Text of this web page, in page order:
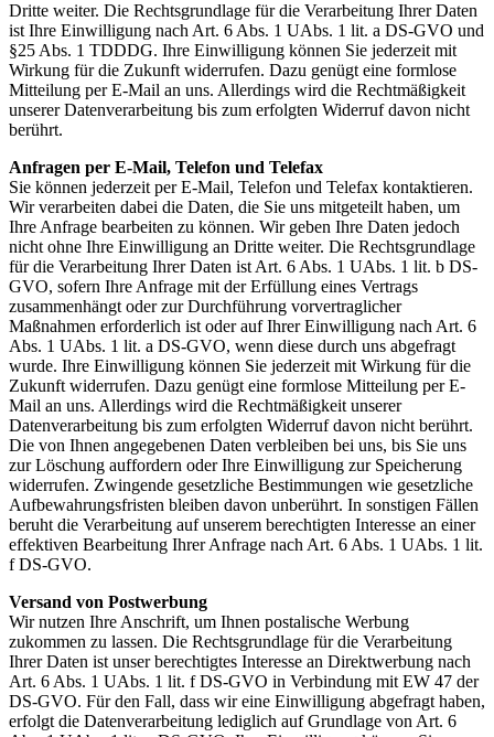
Dritte weiter. Die Rechtsgrundlage für die Verarbeitung Ihrer Daten
ist Ihre Einwilligung nach Art. 6 Abs. 1 UAbs. 1 lit. a DS-GVO und
§25 Abs. 1 TDDDG. Ihre Einwilligung können Sie jederzeit mit
Wirkung für die Zukunft widerrufen. Dazu genügt eine formlose
Mitteilung per E-Mail an uns. Allerdings wird die Rechtmäßigkeit
unserer Datenverarbeitung bis zum erfolgten Widerruf davon nicht
berührt.
Anfragen per E-Mail, Telefon und Telefax
Sie können jederzeit per E-Mail, Telefon und Telefax kontaktieren.
Wir verarbeiten dabei die Daten, die Sie uns mitgeteilt haben, um
Ihre Anfrage bearbeiten zu können. Wir geben Ihre Daten jedoch
nicht ohne Ihre Einwilligung an Dritte weiter. Die Rechtsgrundlage
für die Verarbeitung Ihrer Daten ist Art. 6 Abs. 1 UAbs. 1 lit. b DS-
GVO, sofern Ihre Anfrage mit der Erfüllung eines Vertrags
zusammenhängt oder zur Durchführung vorvertraglicher
Maßnahmen erforderlich ist oder auf Ihrer Einwilligung nach Art. 6
Abs. 1 UAbs. 1 lit. a DS-GVO, wenn diese durch uns abgefragt
wurde. Ihre Einwilligung können Sie jederzeit mit Wirkung für die
Zukunft widerrufen. Dazu genügt eine formlose Mitteilung per E-
Mail an uns. Allerdings wird die Rechtmäßigkeit unserer
Datenverarbeitung bis zum erfolgten Widerruf davon nicht berührt.
Die von Ihnen angegebenen Daten verbleiben bei uns, bis Sie uns
zur Löschung auffordern oder Ihre Einwilligung zur Speicherung
widerrufen. Zwingende gesetzliche Bestimmungen wie gesetzliche
Aufbewahrungsfristen bleiben davon unberührt. In sonstigen Fällen
beruht die Verarbeitung auf unserem berechtigten Interesse an einer
effektiven Bearbeitung Ihrer Anfrage nach Art. 6 Abs. 1 UAbs. 1 lit.
f DS-GVO.
Versand von Postwerbung
Wir nutzen Ihre Anschrift, um Ihnen postalische Werbung
zukommen zu lassen. Die Rechtsgrundlage für die Verarbeitung
Ihrer Daten ist unser berechtigtes Interesse an Direktwerbung nach
Art. 6 Abs. 1 UAbs. 1 lit. f DS-GVO in Verbindung mit EW 47 der
DS-GVO. Für den Fall, dass wir eine Einwilligung abgefragt haben,
erfolgt die Datenverarbeitung lediglich auf Grundlage von Art. 6